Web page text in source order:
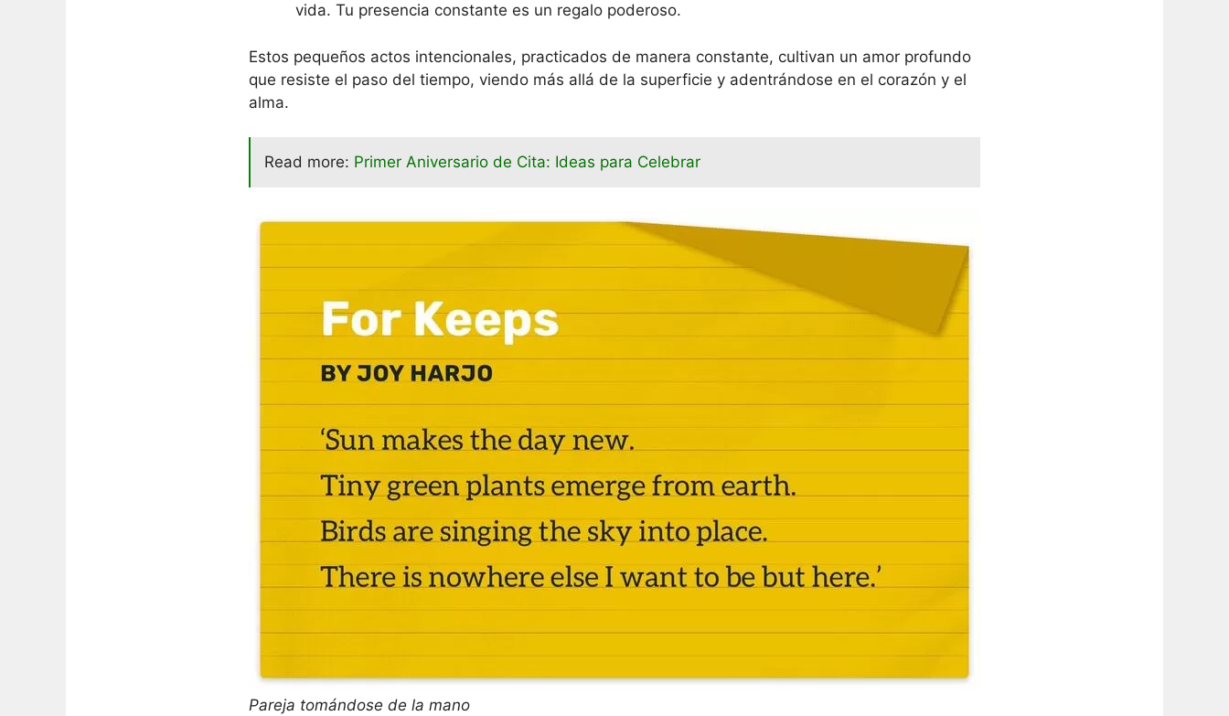
vida. Tu presencia constante es un regalo poderoso.
Estos pequeños actos intencionales, practicados de manera constante, cultivan un amor profundo
que resiste el paso del tiempo, viendo más allá de la superficie y adentrándose en el corazón y el
alma.
Read more: Primer Aniversario de Cita: Ideas para Celebrar
Pareja tomándose de la mano